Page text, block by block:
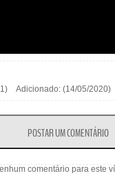
Adicionado: (14/05/
comentário para este